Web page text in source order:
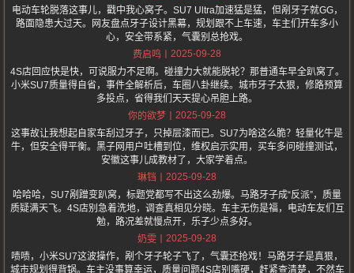
电动车轮脱落这事儿，戳中我心窝子。SU7 Ultra加速猛是猛，但剐牙子就GG，
路面隐患大过天。网友盘点牙子设计黑幕，规划跟不上车速，车主们开车多小
心，安全带系紧，气囊别总抢戏。
费启鸣
2025-09-28
4S店回应快是快，可说服力不足啊。碰撞力大就能脱轮？那普通车早全趴窝了。
小米SU7质量得自省，事件全解析后，车圈八卦继续。城市牙子太狠，修路预算
多投点，省得我们天天提心吊胆上路。
你的欲梦
2025-09-28
这事故让我想起自家车刮过牙子，只掉层漆而已。SU7为啥这么脆？轻量化牛是
牛，但安全得平衡。黑子网用户吐槽到位，维权启示实用，买车多问碰撞测试，
安徽这事儿成教材了，大家学着点。
琳铛
2025-09-28
哈哈哈，SU7剐蹭变趴窝，标题党都写不出这么劲爆。马路牙子成“反派”，质量
质疑满天飞。4S店别急着洗地，调查真相见分晓。车主无伤是福，电动车友们互
勉，路况差就慢点开，乐子少点多好。
奶雯
2025-09-28
啧啧，小米SU7这波操作，剐个牙子轮子飞了，气囊还抢戏！马路牙子是真狠，
城市规划得背锅。车主没事算幸运，质量问题4S店别嘴硬，赶紧查清楚，不然车